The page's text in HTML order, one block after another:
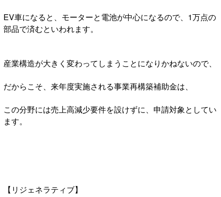
EV車になると、モーターと電池が中心になるので、1万点の
部品で済むといわれます。
産業構造が大きく変わってしまうことになりかねないので、
だからこそ、来年度実施される事業再構築補助金は、
この分野には売上高減少要件を設けずに、申請対象としてい
ます。
【リジェネラティブ】